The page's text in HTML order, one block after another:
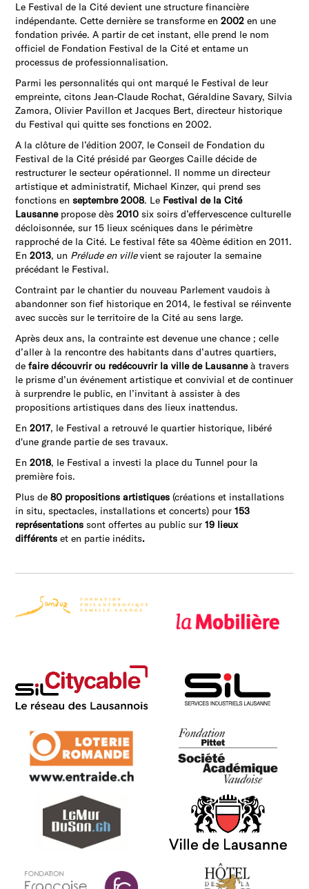
Le Festival de la Cité devient une structure financière
indépendante. Cette dernière se transforme en2002 en une
fondation privée. A partir de cet instant, elle prend le nom
officiel de Fondation Festival de la Cité et entame un
processus de professionnalisation.
Parmi les personnalités qui ont marqué le Festival de leur
empreinte, citons Jean-Claude Rochat, Géraldine Savary, Silvia
Zamora, Olivier Pavillon et Jacques Bert, directeur historique
du Festival qui quitte ses fonctions en 2002.
A la clôture de l’édition 2007, le Conseil de Fondation du
Festival de la Cité présidé par Georges Caille décide de
restructurer le secteur opérationnel. Il nomme un directeur
artistique et administratif, Michael Kinzer, qui prend ses
fonctions enseptembre 2008. Le Festival de la Cité
Lausannepropose dès2010six soirs d’effervescence culturelle
décloisonnée, sur 15 lieux scéniques dans le périmètre
rapproché de la Cité. Le festival fête sa 40ème édition en 2011.
En2013, un Prélude en villevient se rajouter la semaine
précédant le Festival.
Contraint par le chantier du nouveau Parlement vaudois à
abandonner son fief historique en 2014, le festival se réinvente
avec succès sur le territoire de la Cité au sens large.
Après deux ans, la contrainte est devenue une chance ; celle
d’aller à la rencontre des habitants dans d’autres quartiers,
de faire découvrir ou redécouvrir la ville de Lausanneà travers
le prisme d’un événement artistique et convivial et de continuer
à surprendre le public, en l’invitant à assister à des
propositions artistiques dans des lieux inattendus.
En2017, le Festival a retrouvé le quartier historique, libéré
d'une grande partie de ses travaux.
En2018, le Festival a investi la place du Tunnel pour la
première fois.
Plus de80 propositions artistiques (créations et installations
in situ, spectacles, installations et concerts) pour153
représentations sont offertes au public sur19 lieux
différentset en partie inédits.